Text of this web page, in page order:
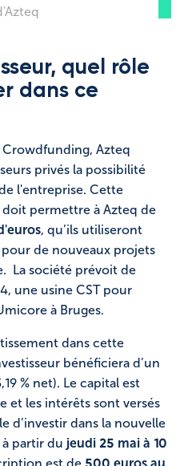
quel rôle
dans ce
Azteq
privés la possibilité
l'entreprise. Cette
permettre à Azteq de
, qu’ils utiliseront
de nouveaux projets
La société prévoit de
une usine CST pour
à Bruges.
dans cette
bénéficiera d’un
% net). Le capital est
et les intérêts sont versés
d’investir dans la nouvelle
partir du jeudi 25 mai à 10
est de 500 euros au